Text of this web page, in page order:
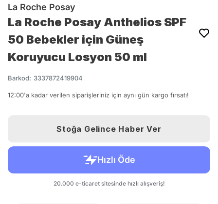
La Roche Posay
La Roche Posay Anthelios SPF
50 Bebekler için Güneş
Koruyucu Losyon 50 ml
Barkod: 3337872419904
12:00'a kadar verilen siparişleriniz için aynı gün kargo fırsatı!
Stoğa Gelince Haber Ver